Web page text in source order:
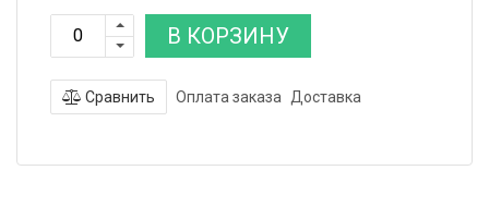
В КОРЗИНУ
Сравнить Оплата заказа Доставка